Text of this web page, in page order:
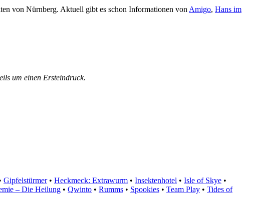
von Nürnberg. Aktuell gibt es schon Informationen von Amigo, Hans im
um einen Ersteindruck.
Gipfelstürmer• Heckmeck: Extrawurm • Insektenhotel • Isle of Skye •
– Die Heilung • Qwinto • Rumms • Spookies • Team Play • Tides of